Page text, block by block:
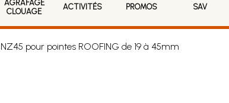
AGRAFAGE
CLOUAGE
ACTIVITÉS PROMOS SAV
pour pointes ROOFING de 19 à 45mm